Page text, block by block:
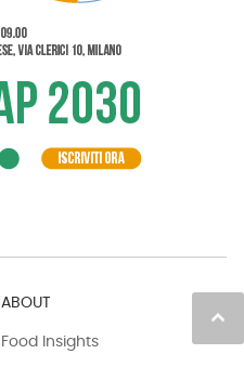
keyboard_arrow_up
ABOUT
Food Insights